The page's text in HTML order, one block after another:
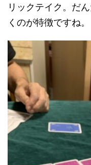
リックテイク。だ
くのが特徴ですね。